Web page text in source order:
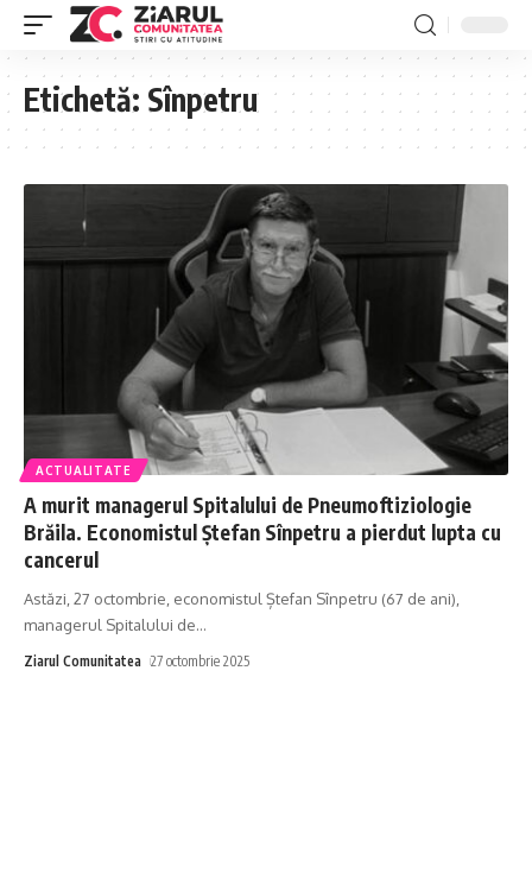
Etichetă: Sînpetru
ACTUALITATE
A murit managerul Spitalului de Pneumoftiziologie
Brăila. Economistul Ștefan Sînpetru a pierdut lupta cu
cancerul
Astăzi, 27 octombrie, economistul Ștefan Sînpetru (67 de ani),
managerul Spitalului de…
Ziarul Comunitatea 27 octombrie 2025